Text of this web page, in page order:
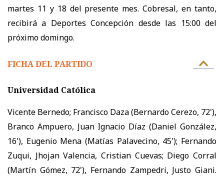
martes 11 y 18 del presente mes. Cobresal, en tanto,
recibirá a Deportes Concepción desde las 15:00 del
próximo domingo.
FICHA DEL PARTIDO
Universidad Católica
Vicente Bernedo; Francisco Daza (Bernardo Cerezo, 72'),
Branco Ampuero, Juan Ignacio Díaz (Daniel González,
16'), Eugenio Mena (Matías Palavecino, 45'); Fernando
Zuqui, Jhojan Valencia, Cristian Cuevas; Diego Corral
(Martín Gómez, 72'), Fernando Zampedri, Justo Giani.